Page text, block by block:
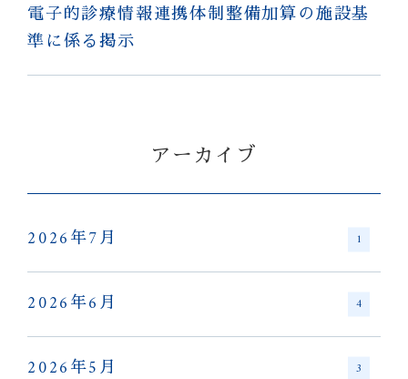
電子的診療情報連携体制整備加算の施設基
準に係る掲示
アーカイブ
2026年7月 1
2026年6月 4
2026年5月 3